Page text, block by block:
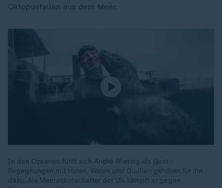
Oktopusfallen aus dem Meer.
In den Ozeanen fühlt sich André Wiersig als Gast -
Begegnungen mit Haien, Walen und Quallen gehören für ihn
dazu. Als Meeresbotschafter der UN kämpft er gegen